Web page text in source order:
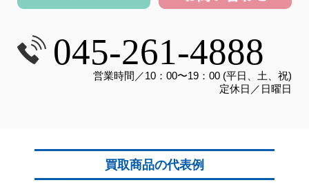
045-261-4888
営業時間／10：00〜19：00 (平日、土、祝)
定休日／日曜日
買取商品の代表例